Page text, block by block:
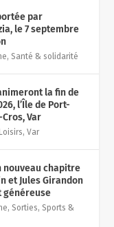
par
le 7 septembre
,Santé & solidarité
la fin de
l’Île de Port-
Var
,Var
nouveau chapitre
et Jules Girandon
généreuse
,Sorties, Sports &